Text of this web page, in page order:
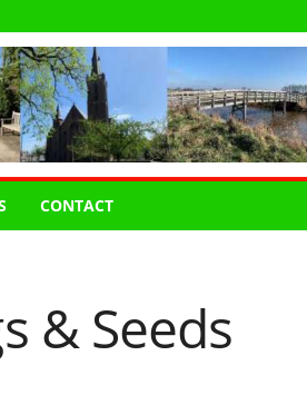
CONTACT
& Seeds